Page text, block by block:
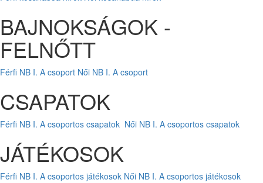
BAJNOKSÁGOK -
FELNŐTT
Férfi NB I. A csoport Női NB I. A csoport
CSAPATOK
Férfi NB I. A csoportos csapatok Női NB I. A csoportos csapatok
JÁTÉKOSOK
Férfi NB I. A csoportos játékosok Női NB I. A csoportos játékosok